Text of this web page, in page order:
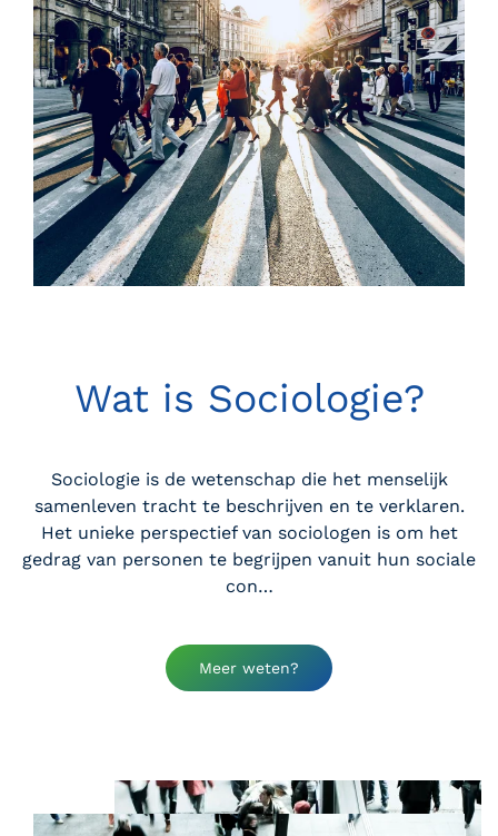
Wat is Sociologie?
Sociologie is de wetenschap die het menselijk
samenleven tracht te beschrijven en te verklaren.
Het unieke perspectief van sociologen is om het
gedrag van personen te begrijpen vanuit hun sociale
con…
Meer weten?